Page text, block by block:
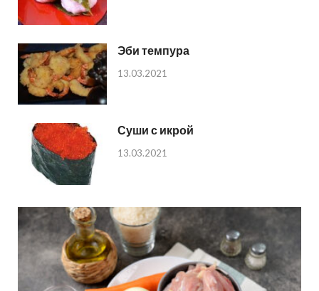
Эби темпура
13.03.2021
Суши с икрой
13.03.2021